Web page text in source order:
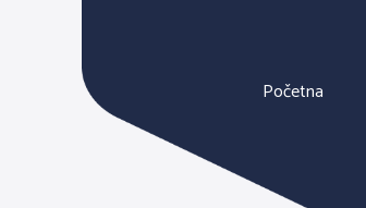
Početna